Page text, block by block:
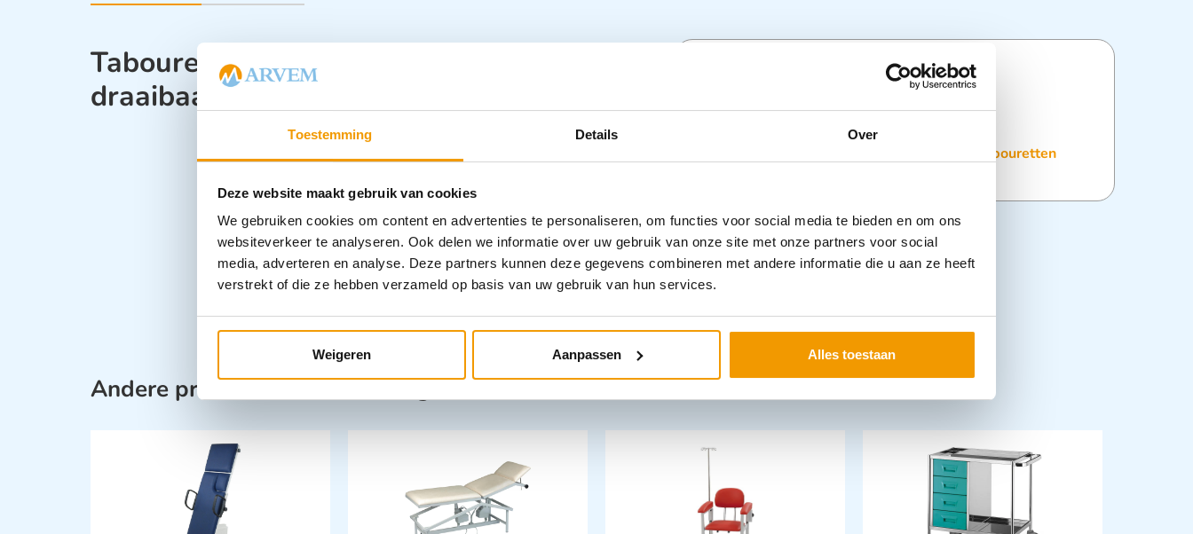
Toestemming Details Over
Deze website maakt gebruik van cookies
We gebruiken cookies om content en advertenties te personaliseren, om functies voor social media te bieden en om ons
websiteverkeer te analyseren. Ook delen we informatie over uw gebruik van onze site met onze partners voor social
media, adverteren en analyse. Deze partners kunnen deze gegevens combineren met andere informatie die u aan ze heeft
verstrekt of die ze hebben verzameld op basis van uw gebruik van hun services.
Weigeren Aanpassen Alles toestaan
Tabouret – Kruk AGA model DH-1000 / LG
draaibaar
Tabouretten
Andere producten in deze categorie: